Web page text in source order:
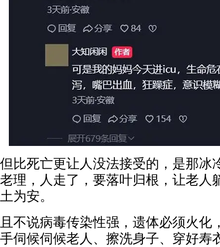
但比死亡更让人没法接受的，是那冰
老理，人走了，要落叶归根，让老人
土为安。
且不说病毒传染性强，遗体必须火化
手伺候伺候老人、擦洗身子、穿好寿